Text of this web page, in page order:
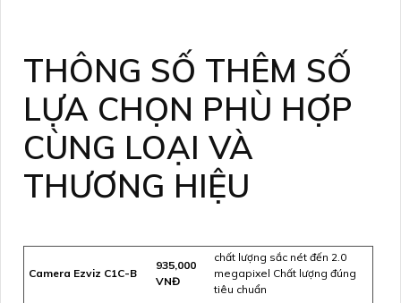
THÔNG SỐ THÊM SỐ
LỰA CHỌN PHÙ HỢP
CÙNG LOẠI VÀ
THƯƠNG HIỆU
Camera Ezviz C1C-B
935,000
VNĐ
chất lượng sắc nét đến 2.0
megapixel Chất lượng đúng
tiêu chuẩn